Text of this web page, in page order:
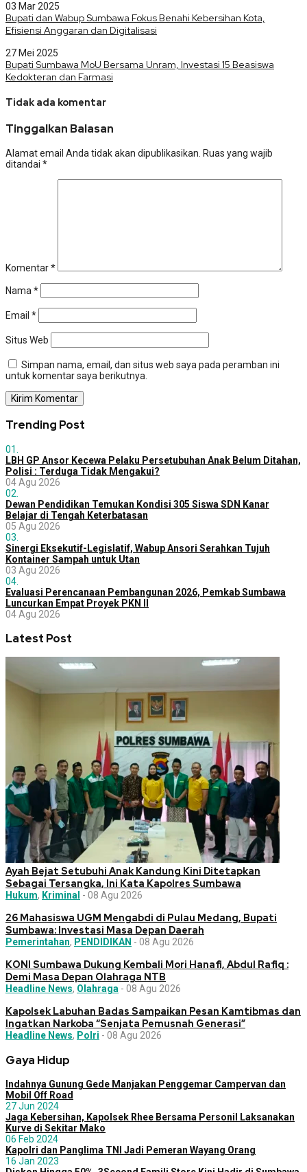
03 Mar 2025
Bupati dan Wabup Sumbawa Fokus Benahi Kebersihan Kota,
Efisiensi Anggaran dan Digitalisasi
27 Mei 2025
Bupati Sumbawa MoU Bersama Unram, Investasi 15 Beasiswa
Kedokteran dan Farmasi
Tidak ada komentar
Tinggalkan Balasan
Alamat email Anda tidak akan dipublikasikan. Ruas yang wajib
ditandai *
Komentar*
Nama *
Email *
Situs Web
Simpan nama, email, dan situs web saya pada peramban ini
untuk komentar saya berikutnya.
Trending Post
01.
LBH GP Ansor Kecewa Pelaku Persetubuhan Anak Belum Ditahan,
Polisi : Terduga Tidak Mengakui?
04 Agu 2026
02.
Dewan Pendidikan Temukan Kondisi 305 Siswa SDN Kanar
Belajar di Tengah Keterbatasan
05 Agu 2026
03.
Sinergi Eksekutif-Legislatif, Wabup Ansori Serahkan Tujuh
Kontainer Sampah untuk Utan
03 Agu 2026
04.
Evaluasi Perencanaan Pembangunan 2026, Pemkab Sumbawa
Luncurkan Empat Proyek PKN II
04 Agu 2026
Latest Post
Ayah Bejat Setubuhi Anak Kandung Kini Ditetapkan
Sebagai Tersangka, Ini Kata Kapolres Sumbawa
Hukum, Kriminal - 08 Agu 2026
26 Mahasiswa UGM Mengabdi di Pulau Medang, Bupati
Sumbawa: Investasi Masa Depan Daerah
Pemerintahan, PENDIDIKAN - 08 Agu 2026
KONI Sumbawa Dukung Kembali Mori Hanafi, Abdul Rafiq :
Demi Masa Depan Olahraga NTB
Headline News, Olahraga - 08 Agu 2026
Kapolsek Labuhan Badas Sampaikan Pesan Kamtibmas dan
Ingatkan Narkoba “Senjata Pemusnah Generasi”
Headline News, Polri - 08 Agu 2026
Gaya Hidup
Indahnya Gunung Gede Manjakan Penggemar Campervan dan
Mobil Off Road
27 Jun 2024
Jaga Kebersihan, Kapolsek Rhee Bersama Personil Laksanakan
Kurve di Sekitar Mako
06 Feb 2024
Kapolri dan Panglima TNI Jadi Pemeran Wayang Orang
16 Jan 2023